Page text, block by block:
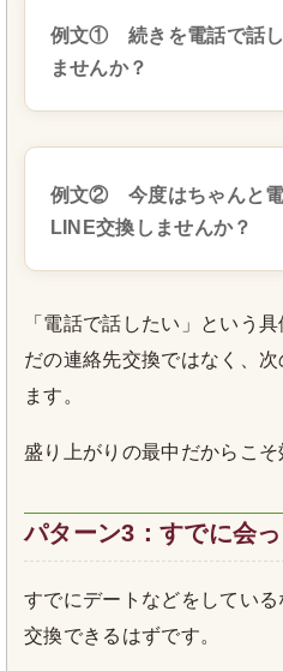
例文① 続きを電話で話し
ませんか？
例文② 今度はちゃんと電
LINE交換しませんか？
「電話で話したい」という
だの連絡先交換ではなく、
ます。
盛り上がりの最中だからこそ
パターン3：すでに会
すでにデートなどをしてい
交換できるはずです。